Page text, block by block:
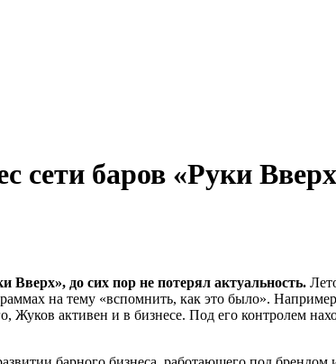
сети баров «Руки
Вверх», до сих пор не потерял актуальность.
на тему «вспомнить, как это было».
Жуков активен и в бизнесе. Под его контролем